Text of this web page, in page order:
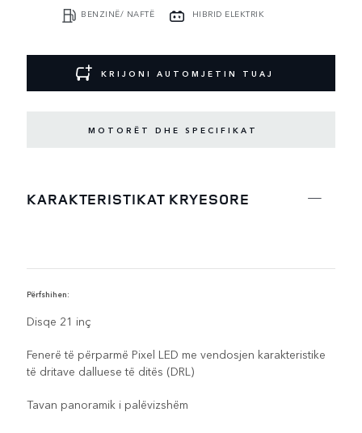
BENZINË/ NAFTË HIBRID ELEKTRIK
KRIJONI AUTOMJETIN TUAJ
MOTORËT DHE SPECIFIKAT
KARAKTERISTIKAT KRYESORE
Përfshihen:
Disqe 21 inç
Fenerë të përparmë Pixel LED me vendosjen karakteristike
të dritave dalluese të ditës (DRL)
Tavan panoramik i palëvizshëm